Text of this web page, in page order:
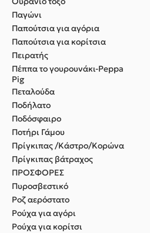
Παγώνι
Παπούτσια για αγόρια
Παπούτσια για κορίτσια
Πειρατής
Πέππα το γουρουνάκι-Peppa
Pig
Πεταλούδα
Ποδήλατο
Ποδόσφαιρο
Ποτήρι Γάμου
Πρίγκιπας /Κάστρο/Κορώνα
Πρίγκιπας βάτραχος
ΠΡΟΣΦΟΡΕΣ
Πυροσβεστικό
Ροζ αερόστατο
Ρούχα για αγόρι
Ρούχα για κορίτσι